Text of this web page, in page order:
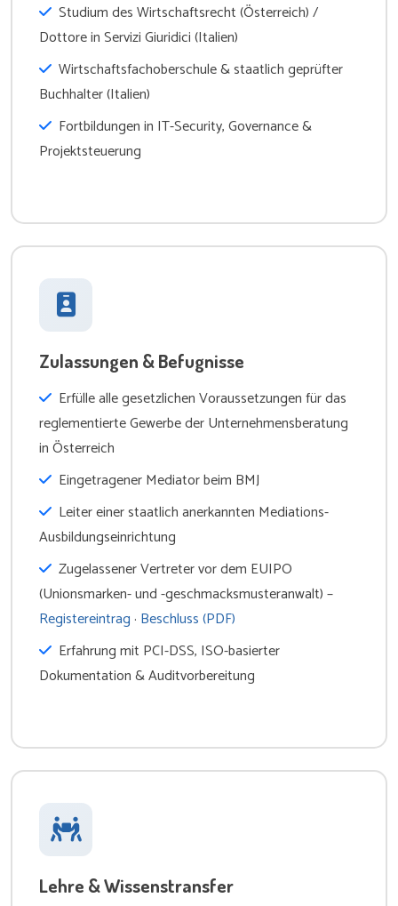
Studium des Wirtschaftsrecht (Österreich) /
Dottore in Servizi Giuridici (Italien)
Wirtschaftsfachoberschule & staatlich geprüfter
Buchhalter (Italien)
Fortbildungen in IT-Security, Governance &
Projektsteuerung
Zulassungen & Befugnisse
Erfülle alle gesetzlichen Voraussetzungen für das
reglementierte Gewerbe der Unternehmensberatung
in Österreich
Eingetragener Mediator beim BMJ
Leiter einer staatlich anerkannten Mediations-
Ausbildungseinrichtung
Zugelassener Vertreter vor dem EUIPO
(Unionsmarken- und -geschmacksmusteranwalt) –
Registereintrag · Beschluss (PDF)
Erfahrung mit PCI-DSS, ISO-basierter
Dokumentation & Auditvorbereitung
Lehre & Wissenstransfer